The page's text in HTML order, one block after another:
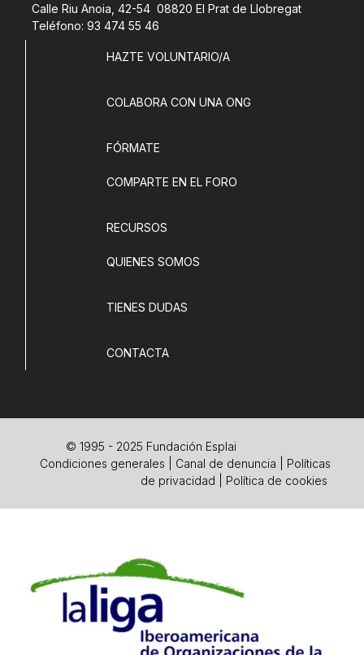
Calle Riu Anoia, 42-54 08820 El Prat de Llobregat
Teléfono: 93 474 55 46
HAZTE VOLUNTARIO/A
COLABORA CON UNA ONG
FÓRMATE
COMPARTE EN EL FORO
RECURSOS
QUIENES SOMOS
TIENES DUDAS
CONTACTA
© 1995 - 2025 Fundación Esplai
Condiciones generales
Canal de denuncia
Políticas
de privacidad
Política de cookies
Fes un donatiu